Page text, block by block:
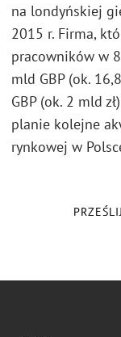
PRZEŚLIJ
na londyńskiej
2015 r. Firma,
pracowników w
mld GBP (ok.
GBP (ok. 2 mld
planie kolejne
rynkowej w